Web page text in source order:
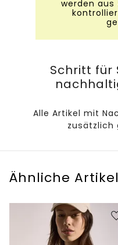
werden
Schritt für
Alle Artikel mit
zusätzlich
Ähnliche Artikel